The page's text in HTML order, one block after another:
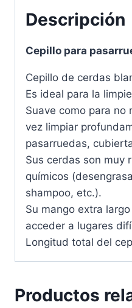
Descripción
Cepillo para
Cepillo de cerdas
Es ideal para la
Suave como para no
vez limpiar
pasarruedas,
Sus cerdas son muy
químicos
shampoo, etc.).
Su mango extra
acceder a lugares
Longitud total del
Productos